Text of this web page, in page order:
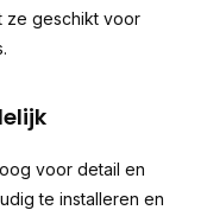
ze geschikt voor
voor detail en
te installeren en